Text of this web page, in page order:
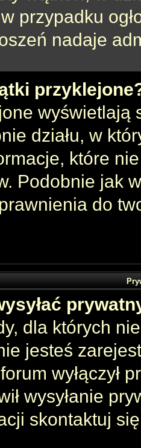
przypadku
nadaje
wyświetlają
działu, w
które
Podobnie jak
do
dla których
jesteś
wyłączył
wysyłanie
skontaktuj